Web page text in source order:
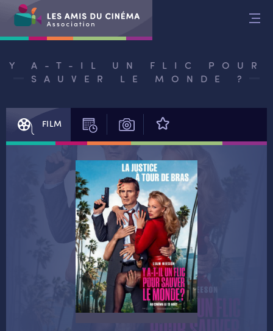
Y A-T-IL UN FLIC POUR
SAUVER LE MONDE ?
FILM SÉANCES PHOTOS